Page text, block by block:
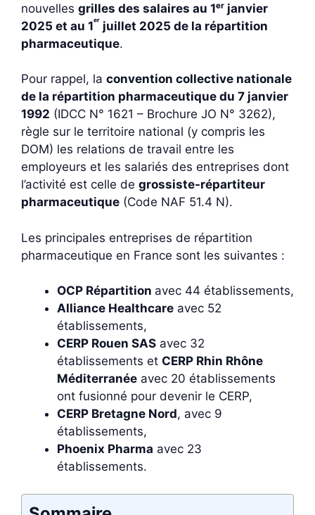
nouvelles grilles des salaires au 1ᵉʳ janvier
2025 et au 1ᵉʳ juillet 2025 de la répartition
pharmaceutique.
Pour rappel, la convention collective nationale
de la répartition pharmaceutique du 7 janvier
1992 (IDCC N° 1621 – Brochure JO N° 3262),
règle sur le territoire national (y compris les
DOM) les relations de travail entre les
employeurs et les salariés des entreprises dont
l’activité est celle de grossiste-répartiteur
pharmaceutique (Code NAF 51.4 N).
Les principales entreprises de répartition
pharmaceutique en France sont les suivantes :
OCP Répartition avec 44 établissements,
Alliance Healthcare avec 52
établissements,
CERP Rouen SAS avec 32
établissements et CERP Rhin Rhône
Méditerranée avec 20 établissements
ont fusionné pour devenir le CERP,
CERP Bretagne Nord, avec 9
établissements,
Phoenix Pharma avec 23
établissements.